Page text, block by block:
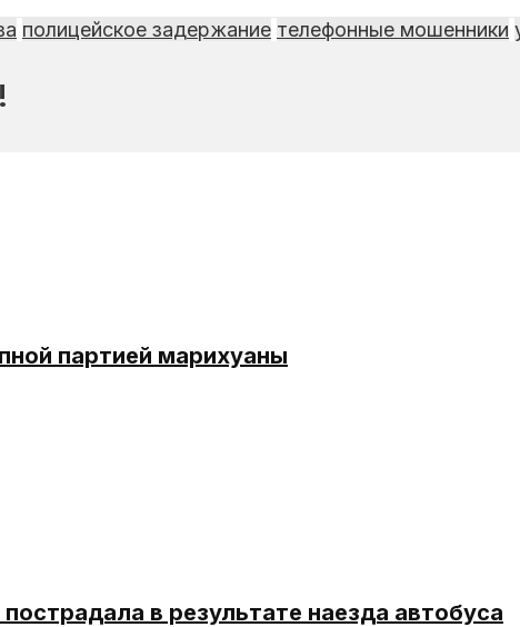
полицейское задержание телефонные мошенники
партией марихуаны
в результате наезда автобуса